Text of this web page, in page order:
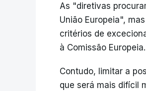
As "diretivas
União Europeia",
critérios de
à Comissão Europeia.
Contudo, limitar a
que será mais difícil